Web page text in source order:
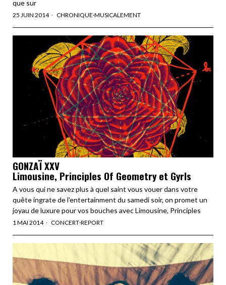
que sur
25 JUIN 2014 CHRONIQUE·MUSICALEMENT
GONZAÏ XXV
Limousine, Principles Of Geometry et Gyrls
A vous qui ne savez plus à quel saint vous vouer dans votre
quête ingrate de l'entertainment du samedi soir, on promet un
joyau de luxure pour vos bouches avec Limousine, Principles
1 MAI 2014 CONCERT·REPORT